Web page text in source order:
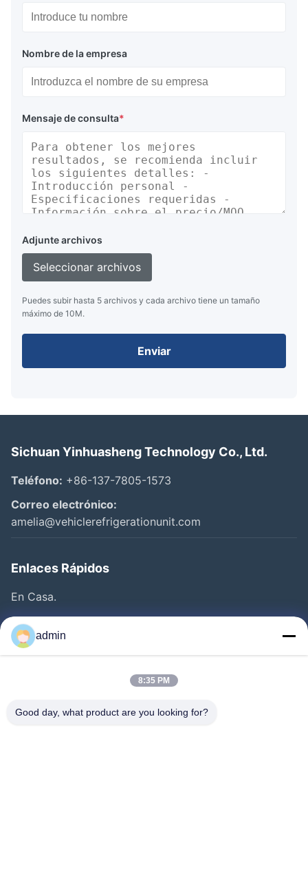
Nombre de la empresa
Mensaje de consulta*
Adjunte archivos
Seleccionar archivos
Puedes subir hasta 5 archivos y cada archivo tiene un tamaño
máximo de 10M.
Enviar
Sichuan Yinhuasheng Technology Co., Ltd.
Teléfono: +86-137-7805-1573
Correo electrónico:
amelia@vehiclerefrigerationunit.com
Enlaces Rápidos
En Casa.
Productos
Vídeos
Control De Calidad
admin
8:35 PM
Good day, what product are you looking for?